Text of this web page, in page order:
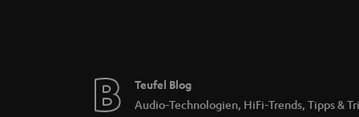
Teufel Blog
Audio-Technologien, HiFi-Trends, Tipps &